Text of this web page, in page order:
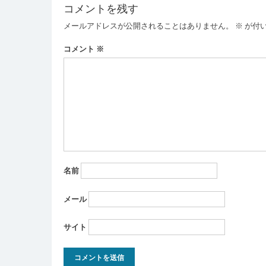
ゲ
ー
シ
コメントを残す
メールアドレスが公開されることはありません。 ※ が付
コメント ※
名前
メール
サイト